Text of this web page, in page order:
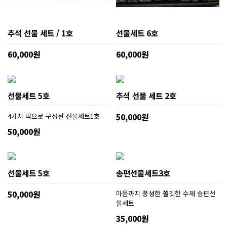
추석 선물 세트 / 1호
60,000원
선물세트 6호
60,000원
선물세트 5호
4가지 떡으로 구성된 선물세트1호
50,000원
추석 선물 세트 2호
50,000원
선물세트 5호
50,000원
송편선물세트3호
마음까지 풍성한 쫄깃한 수제 송편선
물세트
35,000원